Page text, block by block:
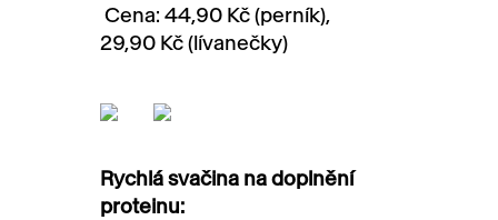
Cena: 44,90 Kč (perník),
29,90 Kč (lívanečky)
Rychlá svačina na doplnění
proteinu: